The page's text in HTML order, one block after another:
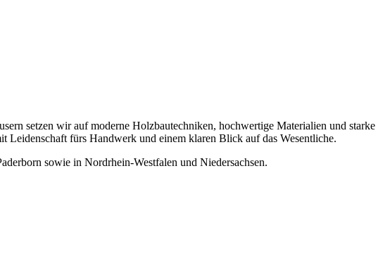
setzen wir auf moderne Holzbautechniken, hochwertige Materialien und starke
Leidenschaft fürs Handwerk und einem klaren Blick auf das Wesentliche.
sowie in Nordrhein-Westfalen und Niedersachsen.